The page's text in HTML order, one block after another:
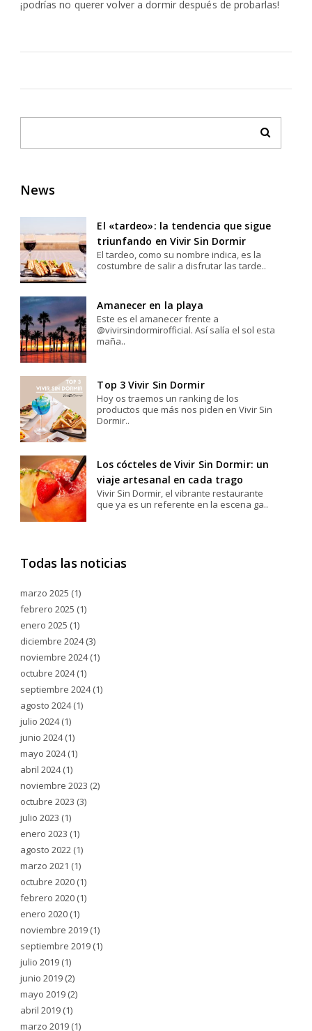
¡podrías no querer volver a dormir después de probarlas!
News
El «tardeo»: la tendencia que sigue
triunfando en Vivir Sin Dormir
El tardeo, como su nombre indica, es la
costumbre de salir a disfrutar las tarde..
Amanecer en la playa
Este es el amanecer frente a
@vivirsindormirofficial. Así salía el sol esta
maña..
Top 3 Vivir Sin Dormir
Hoy os traemos un ranking de los
productos que más nos piden en Vivir Sin
Dormir..
Los cócteles de Vivir Sin Dormir: un
viaje artesanal en cada trago
Vivir Sin Dormir, el vibrante restaurante
que ya es un referente en la escena ga..
Todas las noticias
marzo 2025 (1)
febrero 2025 (1)
enero 2025 (1)
diciembre 2024(3)
noviembre 2024(1)
octubre 2024(1)
septiembre 2024(1)
agosto 2024(1)
julio 2024(1)
junio 2024(1)
mayo 2024(1)
abril 2024(1)
noviembre 2023 (2)
octubre 2023 (3)
julio 2023 (1)
enero 2023 (1)
agosto 2022 (1)
marzo 2021 (1)
octubre 2020 (1)
febrero 2020 (1)
enero 2020 (1)
noviembre 2019 (1)
septiembre 2019 (1)
julio 2019 (1)
junio 2019 (2)
mayo 2019 (2)
abril 2019 (1)
marzo 2019 (1)